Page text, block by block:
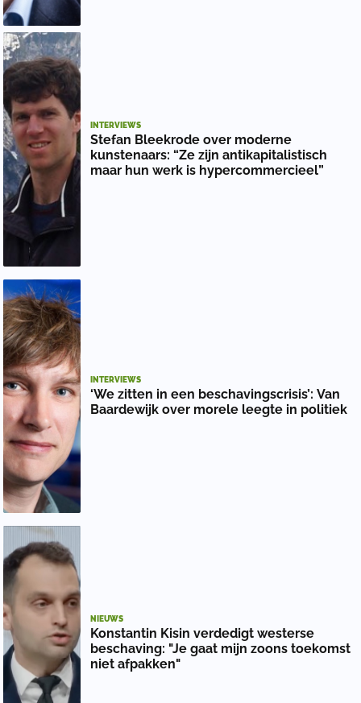
INTERVIEWS
Stefan Bleekrode over moderne
kunstenaars: “Ze zijn antikapitalistisch
maar hun werk is hypercommercieel”
INTERVIEWS
‘We zitten in een beschavingscrisis’: Van
Baardewijk over morele leegte in politiek
NIEUWS
Konstantin Kisin verdedigt westerse
beschaving: "Je gaat mijn zoons toekomst
niet afpakken"